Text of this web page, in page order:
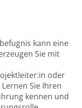
kann eine
Sie mit
oder
Sie Ihren
kennen und